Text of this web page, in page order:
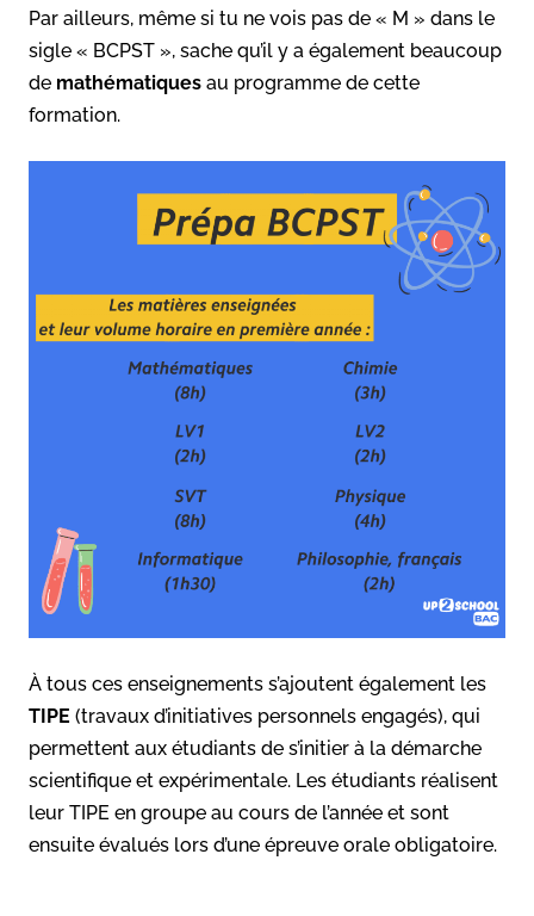
Par ailleurs, même si tu ne vois pas de « M » dans le
sigle « BCPST », sache qu’il y a également beaucoup
de mathématiques au programme de cette
formation.
À tous ces enseignements s’ajoutent également les
TIPE (travaux d’initiatives personnels engagés), qui
permettent aux étudiants de s’initier à la démarche
scientifique et expérimentale. Les étudiants réalisent
leur TIPE en groupe au cours de l’année et sont
ensuite évalués lors d’une épreuve orale obligatoire.